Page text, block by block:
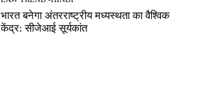
भारत बनेगा अंतरराष्ट्रीय मध्यस्थता का वैश्विक
केंद्र: सीजेआई सूर्यकांत